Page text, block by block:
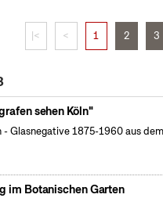
|< < 1 2 3
sehen Köln"
- Glasnegative 1875-1960 aus
im Botanischen Garten